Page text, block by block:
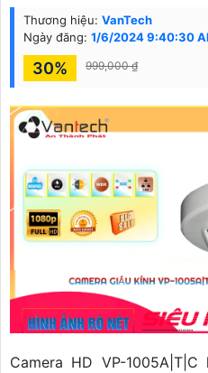
Thương hiệu: VanTech
Ngày đăng: 1/6/2024 9:40:30
30% 999,000 ₫
Camera HD VP-